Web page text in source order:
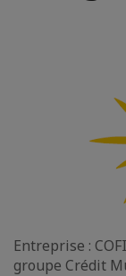
Entreprise :
groupe Crédit